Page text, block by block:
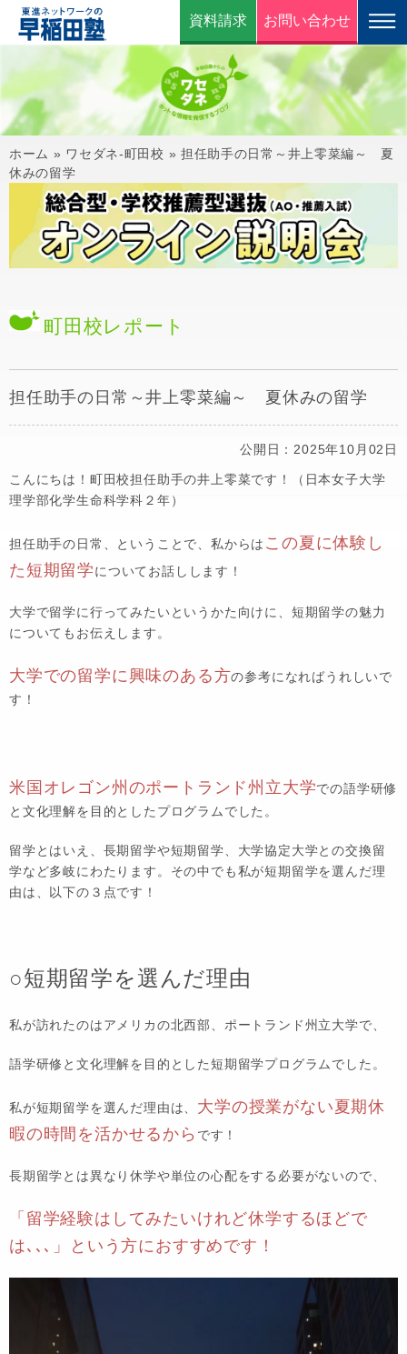
資料請求 お問い合わせ
ホーム » ワセダネ-町田校 » 担任助手の日常～井上零菜編～ 夏
休みの留学
町田校レポート
担任助手の日常～井上零菜編～ 夏休みの留学
公開日：2025年10月02日
こんにちは！町田校担任助手の井上零菜です！（日本女子大学
理学部化学生命科学科２年）
担任助手の日常、ということで、私からは この夏に体験し
た短期留学についてお話しします！
大学で留学に行ってみたいというかた向けに、短期留学の魅力
についてもお伝えします。
大学での留学に興味のある方の参考になればうれしいで
す！
米国オレゴン州のポートランド州立大学での語学研修
と文化理解を目的としたプログラムでした。
留学とはいえ、長期留学や短期留学、大学協定大学との交換留
学など多岐にわたります。その中でも私が短期留学を選んだ理
由は、以下の３点です！
○短期留学を選んだ理由
私が訪れたのはアメリカの北西部、ポートランド州立大学で、
語学研修と文化理解を目的とした短期留学プログラムでした。
私が短期留学を選んだ理由は、 大学の授業がない夏期休
暇の時間を活かせるから です！
長期留学とは異なり休学や単位の心配をする必要がないので、
「留学経験はしてみたいけれど休学するほどで
は､､､」という方におすすめです！